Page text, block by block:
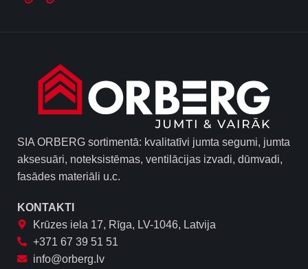
SIA ORBERG sortimentā: kvalitatīvi jumta segumi, jumta
aksesuāri, noteksistēmas, ventilācijas izvadi, dūmvadi,
fasādes materiāli u.c.
KONTAKTI
Krūzes iela 17, Rīga, LV-1046, Latvija
+371 67 39 51 51
info@orberg.lv